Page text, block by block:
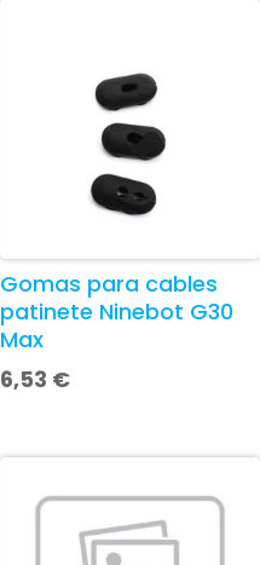
Gomas para cables
patinete Ninebot G30
Max
6,53 €